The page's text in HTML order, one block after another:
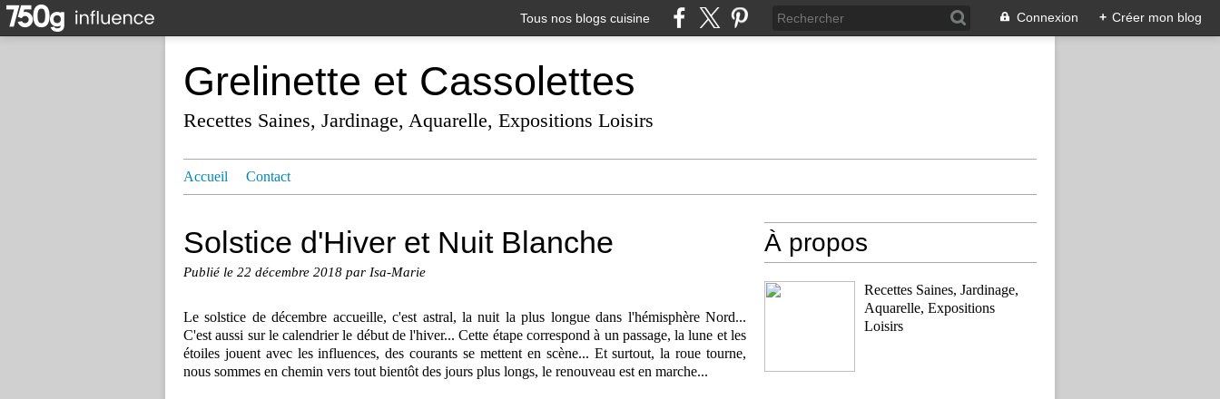
Tous nos blogs cuisine Connexion + Créer mon blog
Grelinette et Cassolettes
Recettes Saines, Jardinage, Aquarelle, Expositions Loisirs
Accueil Contact
Solstice d'Hiver et Nuit Blanche
Publié le 22 décembre 2018 par Isa-Marie
Le solstice de décembre accueille, c'est astral, la nuit la plus longue dans l'hémisphère Nord...
C'est aussi sur le calendrier le début de l'hiver... Cette étape correspond à un passage, la lune et les
étoiles jouent avec les influences, des courants se mettent en scène... Et surtout, la roue tourne,
nous sommes en chemin vers tout bientôt des jours plus longs, le renouveau est en marche...
À propos
Recettes Saines, Jardinage,
Aquarelle, Expositions
Loisirs